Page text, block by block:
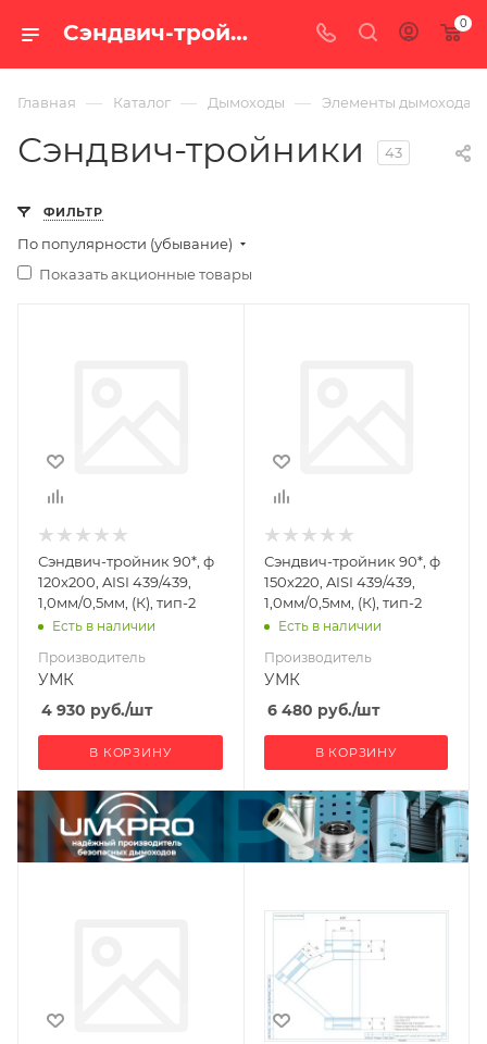
Сэндвич-тройники — купить по цене от 1 680 руб. с доставкой по России в интернет-магазине «100 печей.ру» 0
Главная — Каталог — Дымоходы — Элементы дымохода
Сэндвич-тройники 43
ФИЛЬТР
По популярности (убывание)
Показать акционные товары
Сэндвич-тройник 90*, ф
120х200, AISI 439/439,
1,0мм/0,5мм, (К), тип-2
Есть в наличии
Производитель
УМК
4 930 руб./шт
В КОРЗИНУ
Сэндвич-тройник 90*, ф
150х220, AISI 439/439,
1,0мм/0,5мм, (К), тип-2
Есть в наличии
Производитель
УМК
6 480 руб./шт
В КОРЗИНУ
УМК